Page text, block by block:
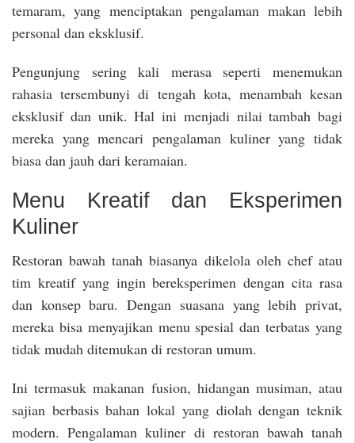
temaram, yang menciptakan pengalaman makan lebih
personal dan eksklusif.
Pengunjung sering kali merasa seperti menemukan
rahasia tersembunyi di tengah kota, menambah kesan
eksklusif dan unik. Hal ini menjadi nilai tambah bagi
mereka yang mencari pengalaman kuliner yang tidak
biasa dan jauh dari keramaian.
Menu Kreatif dan Eksperimen
Kuliner
Restoran bawah tanah biasanya dikelola oleh chef atau
tim kreatif yang ingin bereksperimen dengan cita rasa
dan konsep baru. Dengan suasana yang lebih privat,
mereka bisa menyajikan menu spesial dan terbatas yang
tidak mudah ditemukan di restoran umum.
Ini termasuk makanan fusion, hidangan musiman, atau
sajian berbasis bahan lokal yang diolah dengan teknik
modern. Pengalaman kuliner di restoran bawah tanah